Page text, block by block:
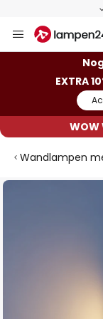
naar
EXTRA
WOW
Wandlampen
Ga